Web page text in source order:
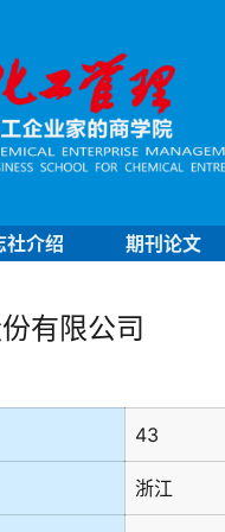
社介绍 期刊论文
有限公司
43
浙江